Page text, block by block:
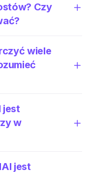
Czy
wiele
jest
w
jest